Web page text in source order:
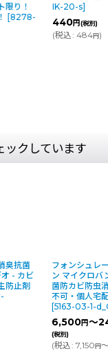
粘着で剥がし
カー
0円(税別)
ックしています
臭抗菌
- カビ
防止剤
フォンシュレ
ン マイクロ
菌防カビ防虫
不可・個人宅
[5163-03-1-
6,500円～
(税別)
(税込: 7,150円